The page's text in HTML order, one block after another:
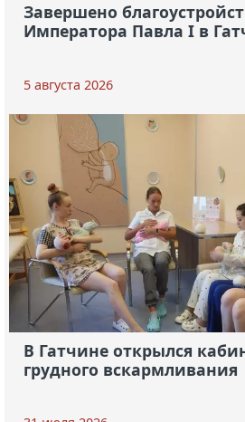
Завершено
Императора Павла I в
5 августа 2026
В Гатчине открылся
грудного вскармливания